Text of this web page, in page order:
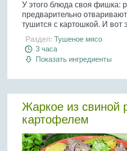
У этого блюда своя фишка:
предварительно
тушится с картошкой. И вот
Раздел: Тушеное мясо
3 часа
Показать ингредиенты
Жаркое из свиной
картофелем